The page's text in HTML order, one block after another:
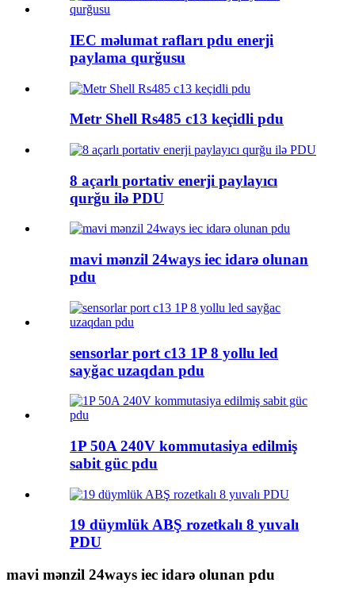
IEC məlumat rafları pdu enerji
paylama qurğusu
Metr Shell Rs485 c13 keçidli pdu
8 açarlı portativ enerji paylayıcı
qurğu ilə PDU
mavi mənzil 24ways iec idarə olunan
pdu
sensorlar port c13 1P 8 yollu led
sayğac uzaqdan pdu
1P 50A 240V kommutasiya edilmiş
sabit güc pdu
19 düymlük ABŞ rozetkalı 8 yuvalı
PDU
mavi mənzil 24ways iec idarə olunan pdu